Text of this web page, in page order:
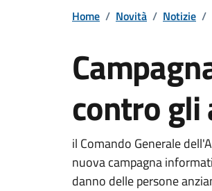
Home / Novità / Notizie /
contro gli
il Comando Generale
nuova campagna
danno delle persone